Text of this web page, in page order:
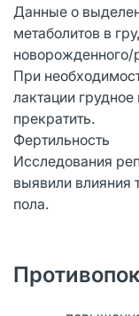
Данные о
метаболитов в
новорожденного/
При
лактации
прекратить.
Фертильность
Исследования
выявили влияния
пола.